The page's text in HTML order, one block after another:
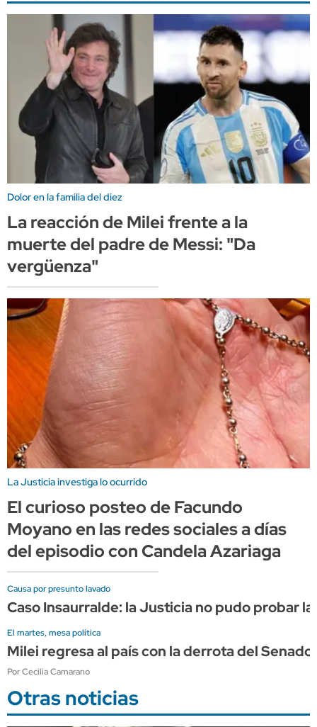
Dolor en la familia del diez
La reacción de Milei frente a la
muerte del padre de Messi: "Da
vergüenza"
La Justicia investiga lo ocurrido
El curioso posteo de Facundo
Moyano en las redes sociales a días
del episodio con Candela Azariaga
Causa por presunto lavado
Caso Insaurralde: la Justicia no pudo probar
El martes, mesa política
Milei regresa al país con la derrota del
Por Cecilia Camarano
Otras noticias